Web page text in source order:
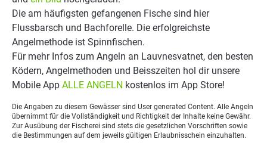
Die am häufigsten gefangenen Fische sind hier
Flussbarsch und Bachforelle. Die erfolgreichste
Angelmethode ist Spinnfischen.
Für mehr Infos zum Angeln an Lauvnesvatnet, den besten
Ködern, Angelmethoden und Beisszeiten hol dir unsere
Mobile App ALLE ANGELN kostenlos im App Store!
Die Angaben zu diesem Gewässer sind User generated Content. Alle Angeln
übernimmt für die Vollständigkeit und Richtigkeit der Inhalte keine Gewähr.
Zur Ausübung der Fischerei sind stets die gesetzlichen Vorschriften sowie
die Bestimmungen auf dem jeweils gültigen Erlaubnisschein einzuhalten.